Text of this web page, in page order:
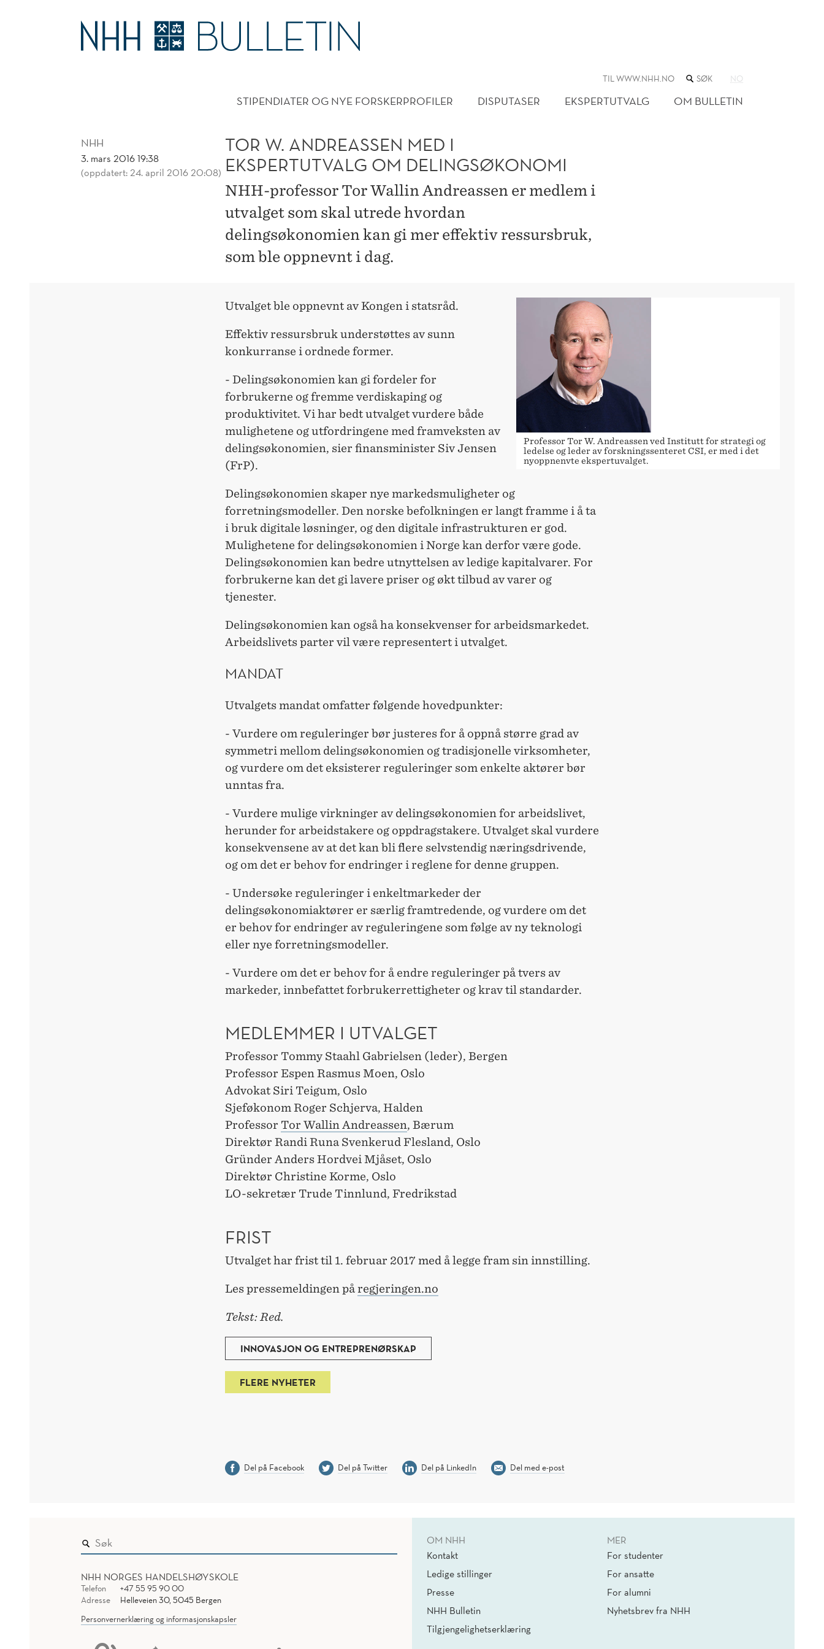
EKSPERTUTVALG
DELINGSØKONOMI
TIL WWW.NHH.NO SØK
NETTSTEDET
NO
STIPENDIATER OG NYE FORSKERPROFILER DISPUTASER EKSPERTUTVALG OM BULLETIN
NHH
3. mars 2016 19:38
(oppdatert: 24. april 2016 20:08)
TOR W. ANDREASSEN MED I
EKSPERTUTVALG OM DELINGSØKONOMI
NHH-professor Tor Wallin Andreassen er medlem i
utvalget som skal utrede hvordan
delingsøkonomien kan gi mer effektiv ressursbruk,
som ble oppnevnt i dag.
Professor Tor W. Andreassen ved Institutt for strategi og
ledelse og leder av forskningssenteret CSI, er med i det
nyoppnenvte ekspertuvalget.
Utvalget ble oppnevnt av Kongen i statsråd.
Effektiv ressursbruk understøttes av sunn
konkurranse i ordnede former.
- Delingsøkonomien kan gi fordeler for
forbrukerne og fremme verdiskaping og
produktivitet. Vi har bedt utvalget vurdere både
mulighetene og utfordringene med framveksten av
delingsøkonomien, sier finansminister Siv Jensen
(FrP).
Delingsøkonomien skaper nye markedsmuligheter og
forretningsmodeller. Den norske befolkningen er langt framme i å ta
i bruk digitale løsninger, og den digitale infrastrukturen er god.
Mulighetene for delingsøkonomien i Norge kan derfor være gode.
Delingsøkonomien kan bedre utnyttelsen av ledige kapitalvarer. For
forbrukerne kan det gi lavere priser og økt tilbud av varer og
tjenester.
Delingsøkonomien kan også ha konsekvenser for arbeidsmarkedet.
Arbeidslivets parter vil være representert i utvalget.
MANDAT
Utvalgets mandat omfatter følgende hovedpunkter:
- Vurdere om reguleringer bør justeres for å oppnå større grad av
symmetri mellom delingsøkonomien og tradisjonelle virksomheter,
og vurdere om det eksisterer reguleringer som enkelte aktører bør
unntas fra.
- Vurdere mulige virkninger av delingsøkonomien for arbeidslivet,
herunder for arbeidstakere og oppdragstakere. Utvalget skal vurdere
konsekvensene av at det kan bli flere selvstendig næringsdrivende,
og om det er behov for endringer i reglene for denne gruppen.
- Undersøke reguleringer i enkeltmarkeder der
delingsøkonomiaktører er særlig framtredende, og vurdere om det
er behov for endringer av reguleringene som følge av ny teknologi
eller nye forretningsmodeller.
- Vurdere om det er behov for å endre reguleringer på tvers av
markeder, innbefattet forbrukerrettigheter og krav til standarder.
MEDLEMMER I UTVALGET
Professor Tommy Staahl Gabrielsen (leder), Bergen
Professor Espen Rasmus Moen, Oslo
Advokat Siri Teigum, Oslo
Sjeføkonom Roger Schjerva, Halden
Professor Tor Wallin Andreassen, Bærum
Direktør Randi Runa Svenkerud Flesland, Oslo
Gründer Anders Hordvei Mjåset, Oslo
Direktør Christine Korme, Oslo
LO-sekretær Trude Tinnlund, Fredrikstad
FRIST
Utvalget har frist til 1. februar 2017 med å legge fram sin innstilling.
Les pressemeldingen påregjeringen.no
Tekst: Red.
INNOVASJON OG ENTREPRENØRSKAP
FLERE NYHETER
Del på Facebook Del på Twitter Del på LinkedIn Del med e-post
NHH NORGES HANDELSHØYSKOLE
Telefon
+47 55 95 90 00
Adresse
Helleveien 30, 5045 Bergen
Personvernerklæring og informasjonskapsler
OM NHH
Kontakt
Ledige stillinger
Presse
NHH Bulletin
Tilgjengelighetserklæring
MER
For studenter
For ansatte
For alumni
Nyhetsbrev fra NHH